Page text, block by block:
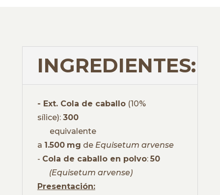
INGREDIENTES:
- Ext. Cola de caballo(10%
sílice): 300
equivalente
a 1.500 mg deEquisetum arvense
- Cola de caballo en polvo: 50
(Equisetum arvense)
Presentación: